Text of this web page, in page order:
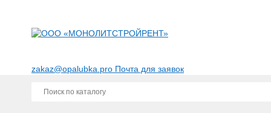
zakaz@opalubka.pro Почта для заявок